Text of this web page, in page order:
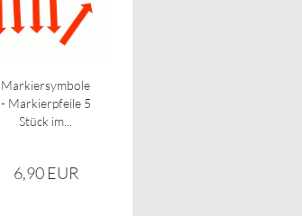
Markiersymbole
- Markierpfeile 5
Stück im...
6,90 EUR